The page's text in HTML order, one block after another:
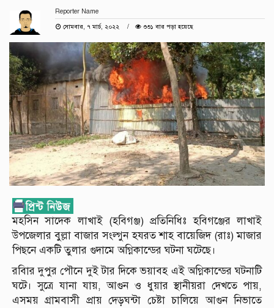
Reporter Name
সোমবার, ৭ মার্চ, ২০২২
৩৩১ বার পড়া হয়েছে
মহসিন সাদেক লাখাই (হবিগঞ্জ) প্রতিনিধিঃ হবিগঞ্জের লাখাই
উপজেলার বুল্লা বাজার সংল্গুন হযরত শাহ বায়েজিদ (রাঃ) মাজার
পিছনে একটি তুলার গুদামে অগ্নিকান্ডের ঘটনা ঘটেছে।
রবিার দুপুর পৌনে দুই টার দিকে ভয়াবহ এই অগ্নিকান্ডের ঘটনাটি
ঘটে। সুত্রে যানা যায়, আগুন ও ধুয়ার স্থানীয়রা দেখতে পায়,
এসময় গ্রামবাসী প্রায় দেড়ঘন্টা চেষ্টা চালিয়ে আগুন নিভাতে